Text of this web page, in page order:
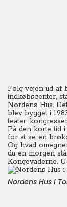
Følg vejen ud af
indkøbscenter,
Nordens Hus.
blev bygget i
teater,
På den korte tid
for at se en
Og hvad
du en morgen
Kongevaderne.
Nordens Hus i